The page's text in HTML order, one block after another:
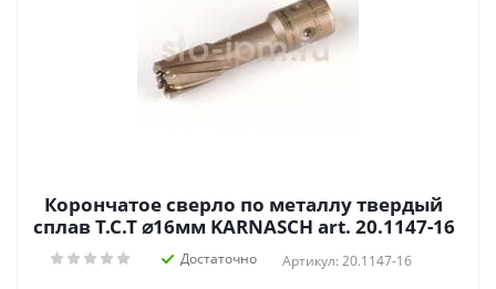
Корончатое сверло по металлу твердый
сплав Т.С.Т ⌀16мм KARNASCH art. 20.1147-16
Достаточно Артикул: 20.1147-16